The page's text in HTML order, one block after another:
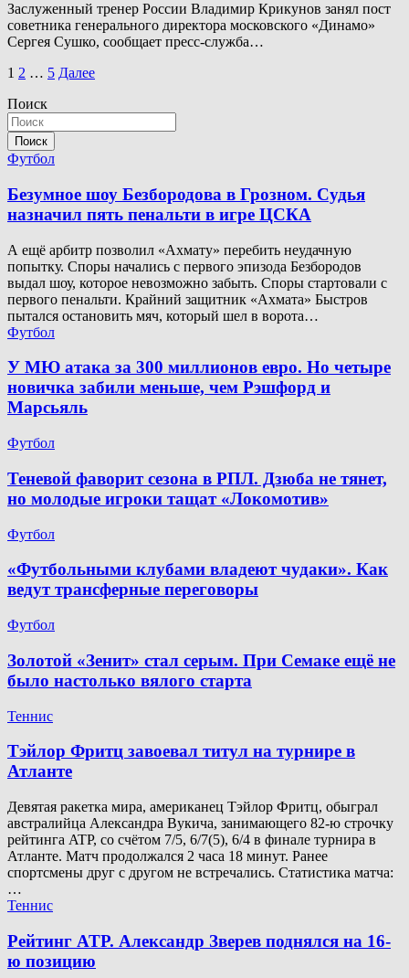
Заслуженный тренер России Владимир Крикунов занял пост
советника генерального директора московского «Динамо»
Сергея Сушко, сообщает пресс-служба…
Пагинация
записей
1 2 … 5 Далее
Поиск
Поиск
Футбол
Безумное шоу Безбородова в Грозном. Судья
назначил пять пенальти в игре ЦСКА
А ещё арбитр позволил «Ахмату» перебить неудачную
попытку. Споры начались с первого эпизода Безбородов
выдал шоу, которое невозможно забыть. Споры стартовали с
первого пенальти. Крайний защитник «Ахмата» Быстров
пытался остановить мяч, который шел в ворота…
Футбол
У МЮ атака за 300 миллионов евро. Но четыре
новичка забили меньше, чем Рэшфорд и
Марсьяль
Футбол
Теневой фаворит сезона в РПЛ. Дзюба не тянет,
но молодые игроки тащат «Локомотив»
Футбол
«Футбольными клубами владеют чудаки». Как
ведут трансферные переговоры
Футбол
Золотой «Зенит» стал серым. При Семаке ещё не
было настолько вялого старта
Теннис
Тэйлор Фритц завоевал титул на турнире в
Атланте
Девятая ракетка мира, американец Тэйлор Фритц, обыграл
австралийца Александра Вукича, занимающего 82-ю строчку
рейтинга ATP, со счётом 7/5, 6/7(5), 6/4 в финале турнира в
Атланте. Матч продолжался 2 часа 18 минут. Ранее
спортсмены друг с другом не встречались. Статистика матча:
…
Теннис
Рейтинг ATP. Александр Зверев поднялся на 16-
ю позицию